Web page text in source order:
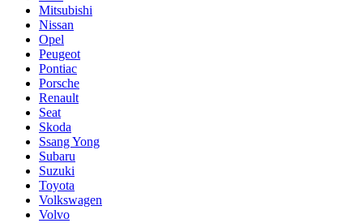
Mitsubishi
Nissan
Opel
Peugeot
Pontiac
Porsche
Renault
Seat
Skoda
Ssang Yong
Subaru
Suzuki
Toyota
Volkswagen
Volvo